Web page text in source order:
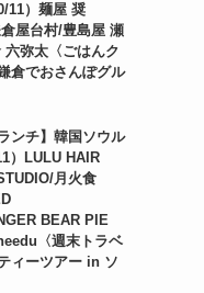
11）麺屋 奨
屋台村/豊島屋 瀬
六弥太〈ごはんク
倉でおさんぽグル
ンチ】韓国ソウル
）LULU HAIR
月火食
BEAR PIE
〈週末トラベ
ィーツアー in ソ